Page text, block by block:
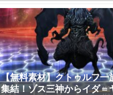
【無料素材】クトゥルフ一
集結！ゾス三神からイダ＝